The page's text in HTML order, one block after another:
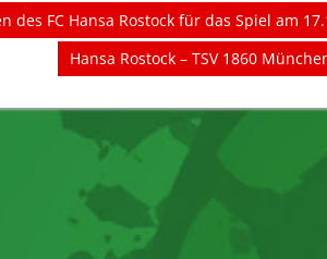
des FC Hansa Rostock für das Spiel am
Nächster
Beitrag:
Hansa Rostock – TSV 1860